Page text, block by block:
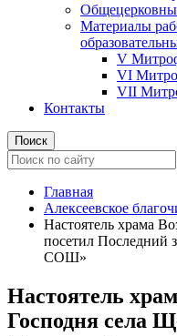
Материалы
V
VI
VII
Контакты
Поиск
Главная
Алексеевское
Настоятель храма
посетил Последний
СОШ»
Настоятель
Господня села